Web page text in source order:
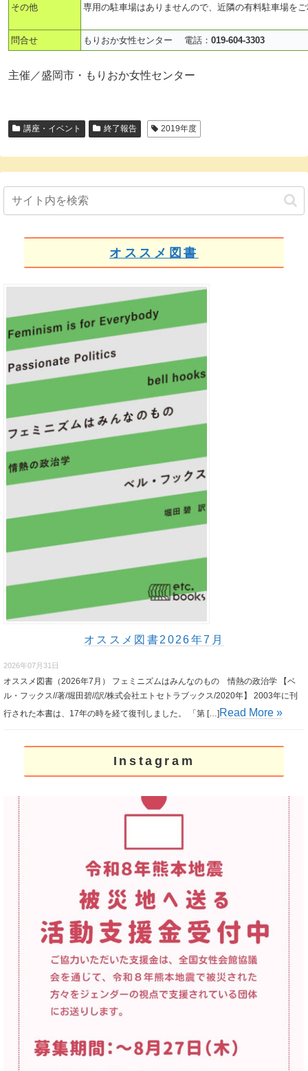
その他 専用の駐車場はありませんので、近隣の有料駐車場を
問合せ もりおか女性センター 電話： 019-604-3303
主催／盛岡市・もりおか女性センター
講座・イベント 終了報告 2019年度
オススメ図書
オススメ図書2026年7月
2026年07月31日
オススメ図書（2026年7月） フェミニズムはみんなのもの 情熱の政治学 【ベ
ル・フックス//著/堀田碧//訳/株式会社エトセトラブックス/2020年】 2003年に刊
行された本書は、17年の時を経て復刊しました。 「第 […] Read More »
Instagram